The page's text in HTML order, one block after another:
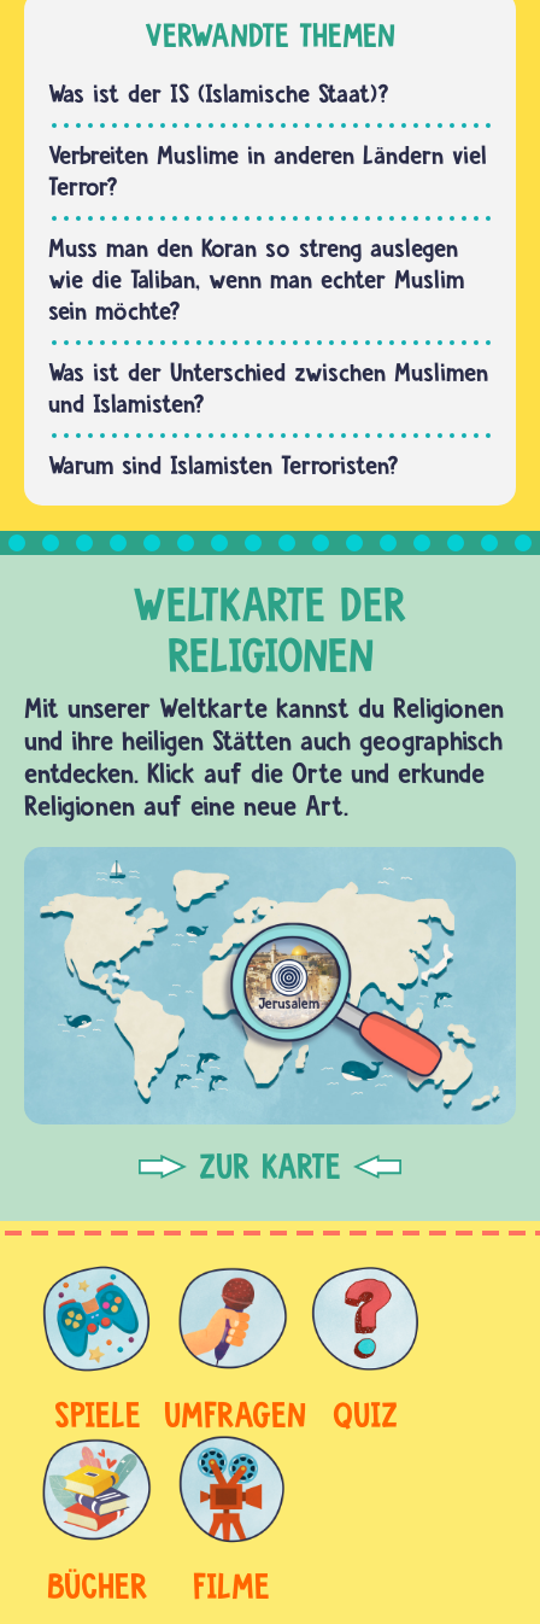
nach den
ihrer
Religion…
nennen
Muslime,
aber mit
ihren
Taten ist
so gut
wie keine
Muslimin
und…
VERWANDTE THEMEN
Was ist der IS (Islamische Staat)?
Verbreiten Muslime in anderen Ländern viel
Terror?
Muss man den Koran so streng auslegen
wie die Taliban, wenn man echter Muslim
sein möchte?
Was ist der Unterschied zwischen Muslimen
und Islamisten?
Warum sind Islamisten Terroristen?
Mit unserer Weltkarte kannst du Religionen
und ihre heiligen Stätten auch geographisch
entdecken. Klick auf die Orte und erkunde
Religionen auf eine neue Art.
ZUR KARTE
SPIELE UMFRAGEN QUIZ
BÜCHER FILME